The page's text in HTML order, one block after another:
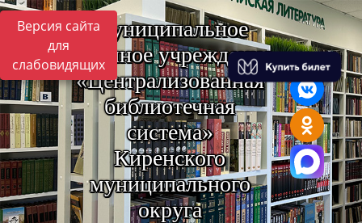
Версия сайта
для
слабовидящих
Муниципальное
казённое учреждение
«Централизованная
библиотечная
система»
Киренского
муниципального
округа